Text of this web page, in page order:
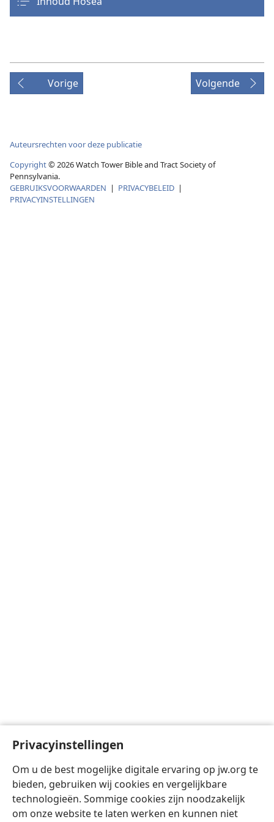
Privacyinstellingen
Om u de best mogelijke digitale ervaring op jw.org te
bieden, gebruiken wij cookies en vergelijkbare
technologieën. Sommige cookies zijn noodzakelijk
om onze website te laten werken en kunnen niet
Vorige Volgende
Auteursrechten voor deze publicatie
Copyright© 2026 Watch Tower Bible and Tract Society of
Pennsylvania.
GEBRUIKSVOORWAARDEN | PRIVACYBELEID |
PRIVACYINSTELLINGEN